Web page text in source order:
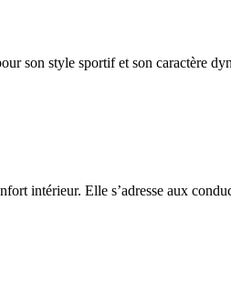
son style sportif et son caractère
intérieur. Elle s’adresse aux